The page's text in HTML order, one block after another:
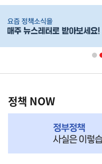
단
영
책
NOW,
정책 NOW